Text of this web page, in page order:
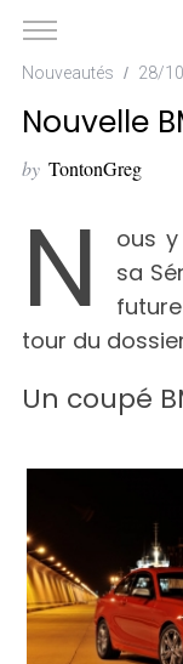
Nouveautés 28/
Nouvelle
by TontonGreg
N
ous
sa
tour du
Un coupé